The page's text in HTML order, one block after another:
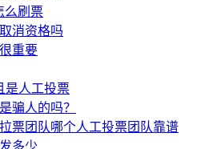
么刷票
消资格吗
重要
是人工投票
骗人的吗？
票团队哪个人工投票团队靠谱
多少